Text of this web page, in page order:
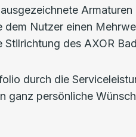
dem Nutzer einen
Stilrichtung des AXOR
durch die
ganz persönliche